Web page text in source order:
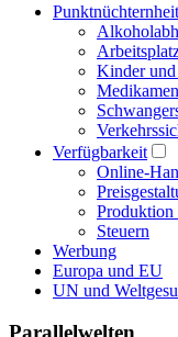
Punktnüchternheit
Kinder
Verfügbarkeit
Online-
Produktion
Steuern
Werbung
Europa und EU
UN und